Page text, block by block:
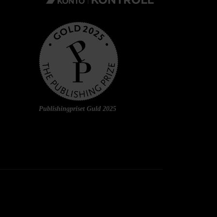
Publishingpriset Guld 2025